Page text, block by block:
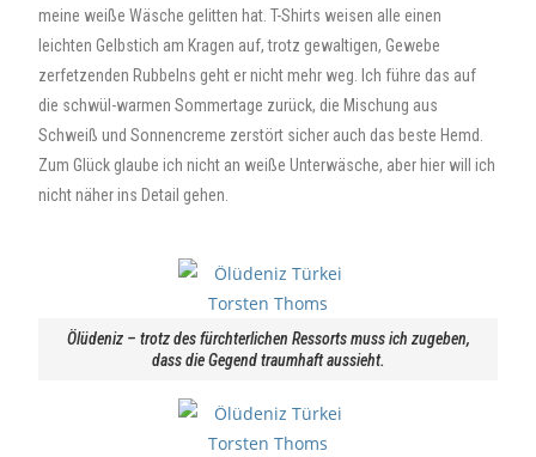
meine weiße Wäsche gelitten hat. T-Shirts weisen alle einen
leichten Gelbstich am Kragen auf, trotz gewaltigen, Gewebe
zerfetzenden Rubbelns geht er nicht mehr weg. Ich führe das auf
die schwül-warmen Sommertage zurück, die Mischung aus
Schweiß und Sonnencreme zerstört sicher auch das beste Hemd.
Zum Glück glaube ich nicht an weiße Unterwäsche, aber hier will ich
nicht näher ins Detail gehen.
Ölüdeniz – trotz des fürchterlichen Ressorts muss ich zugeben,
dass die Gegend traumhaft aussieht.